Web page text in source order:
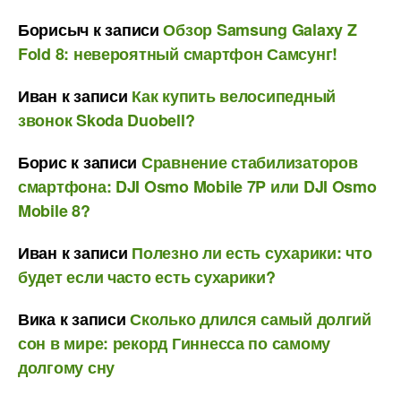
Борисыч к записиОбзор Samsung Galaxy Z
Fold 8: невероятный смартфон Самсунг!
Иван к записи Как купить велосипедный
звонок Skoda Duobell?
Бориск записи Сравнение стабилизаторов
смартфона: DJI Osmo Mobile 7P или DJI Osmo
Mobile 8?
Иван к записи Полезно ли есть сухарики: что
будет если часто есть сухарики?
Викак записиСколько длился самый долгий
сон в мире: рекорд Гиннесса по самому
долгому сну